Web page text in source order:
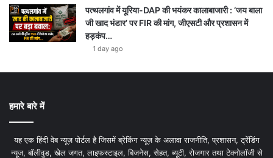
पत्थलगांव में यूरिया-DAP की भयंकर कालाबाजारी : ‘जय बाला
जी खाद भंडार’ पर FIR की मांग, जीएसटी और प्रशासन में
हड़कंप…
1 day ago
हमारे बारे में
यह एक हिंदी वेब न्यूज़ पोर्टल है जिसमें ब्रेकिंग न्यूज़ के अलावा राजनीति, प्रशासन, ट्रेंडिंग
न्यूज, बॉलीवुड, खेल जगत, लाइफस्टाइल, बिजनेस, सेहत, ब्यूटी, रोजगार तथा टेक्नोलॉजी से